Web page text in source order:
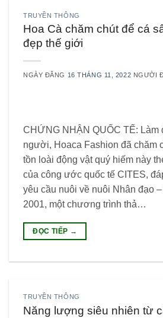
TRUYỀN THÔNG
Hoa Cà chăm chút để cá
đẹp thế giới
NGÀY ĐĂNG 16 THÁNG 11, 2022 NGƯỜI
CHỨNG NHẬN QUỐC TẾ: Làm
người, Hoaca Fashion đã chăm
tồn loài động vật quý hiếm này
của công ước quốc tế CITES,
yêu cầu nuôi về nuôi Nhân đạo
2001, một chương trình thả…
ĐỌC TIẾP →
TRUYỀN THÔNG
Năng lượng siêu nhiên từ